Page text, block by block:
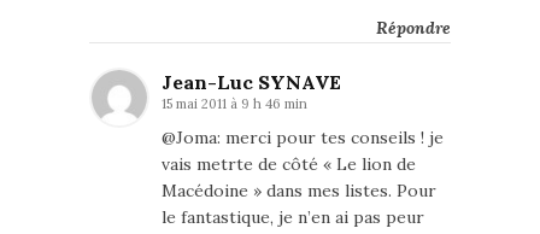
Répondre
Jean-Luc SYNAVE
15 mai 2011 à 9 h 46 min
@Joma: merci pour tes conseils ! je
vais metrte de côté « Le lion de
Macédoine » dans mes listes. Pour
le fantastique, je n’en ai pas peur